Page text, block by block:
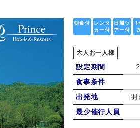
朝食付
レンタ
カー付
日帰ツ
アー付
1
大人お一人様
設定期間
食事条件
出発地
羽
最少催行人員